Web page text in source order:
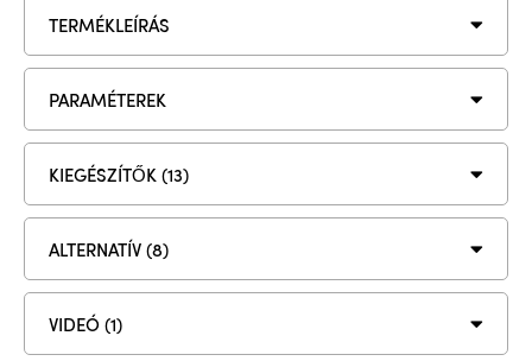
TERMÉKLEÍRÁS
PARAMÉTEREK
KIEGÉSZÍTŐK (13)
ALTERNATÍV (8)
VIDEÓ (1)